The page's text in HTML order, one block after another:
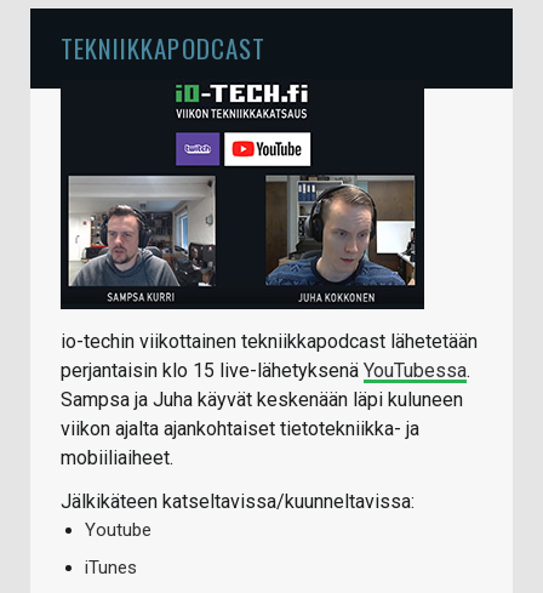
TEKNIIKKAPODCAST
io-techin viikottainen tekniikkapodcast lähetetään
perjantaisin klo 15 live-lähetyksenä YouTubessa.
Sampsa ja Juha käyvät keskenään läpi kuluneen
viikon ajalta ajankohtaiset tietotekniikka- ja
mobiiliaiheet.
Jälkikäteen katseltavissa/kuunneltavissa:
Youtube
iTunes